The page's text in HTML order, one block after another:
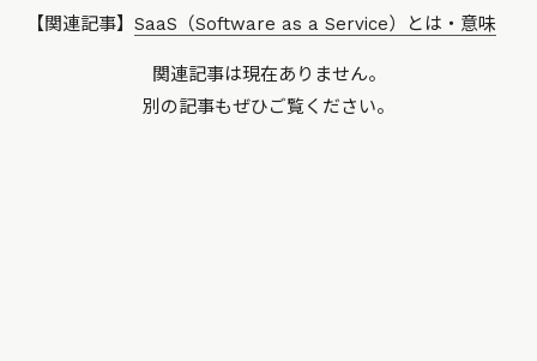
【関連記事】SaaS（Software as a Service）とは・意味
関連記事は現在ありません。
別の記事もぜひご覧ください。